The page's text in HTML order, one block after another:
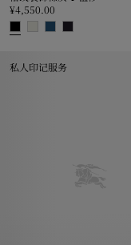
¥4,550.00
私人印记服务